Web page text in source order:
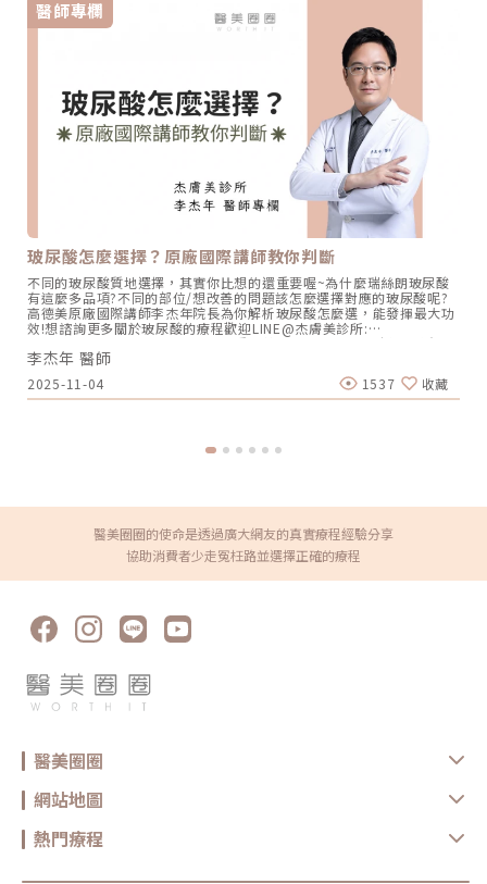
醫師專欄
玻尿酸怎麼選擇？原廠國際講師教你判斷
不同的玻尿酸質地選擇，其實你比想的還重要喔~為什麼瑞絲朗玻尿酸
有這麼多品項?不同的部位/想改善的問題該怎麼選擇對應的玻尿酸呢?
高德美原廠國際講師李杰年院長為你解析玻尿酸怎麼選，能發揮最大功
效!想諮詢更多關於玻尿酸的療程歡迎LINE@杰膚美診所:
https://page.line.me/xhc2941b重點摘要：00:11 玻尿酸作用介紹
00:47 玻尿酸分為三大類型02:09 迷思一、玻尿酸打哪裡都可以？
02:36 迷思二、打完下巴蘋果肌看起來怪怪的？03:30 迷思三、臉部鬆
弛只能做拉皮嗎？05:00 總結LINE官方帳號一對一咨詢👉
https://reurl.cc/x3EQZN歡迎訂閱我的頻道👉
李杰年醫師FB👉https://reurl.cc/Mzk0nm杰膚美診所地址：104台北
李杰年 醫師
2025-11-04 1537 收藏
醫美圈圈的使命是透過廣大網友的真實療程經驗分享
協助消費者少走冤枉路並選擇正確的療程
醫美圈圈
網站地圖
熱門療程